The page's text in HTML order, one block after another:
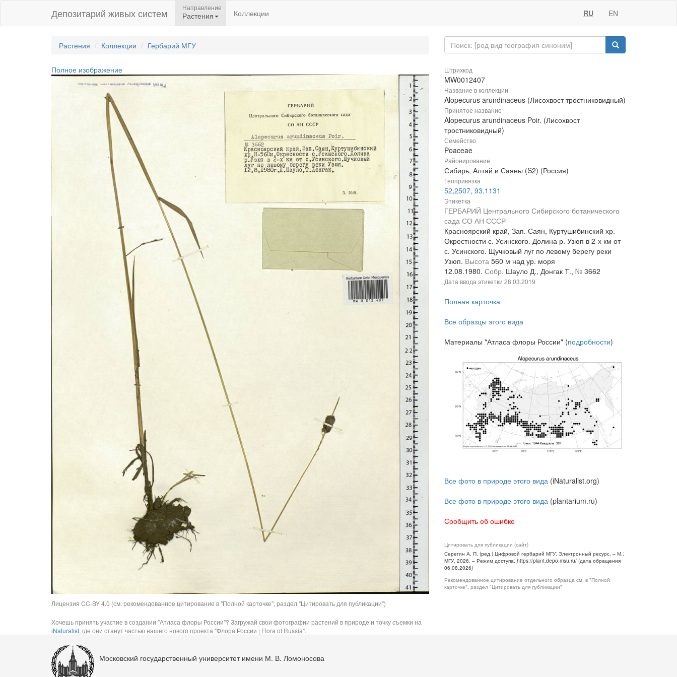
Депозитарий живых систем Направление
Растения Коллекции RU EN
Растения Коллекции Гербарий МГУ
Полное изображение
Лицензия CC-BY 4.0 (см. рекомендованное цитирование в "Полной карточке", раздел "Цитировать для публикации")
Хочешь принять участие в создании "Атласа флоры России"? Загружай свои фотографии растений в природе и точку съемки на
iNaturalist, где они станут частью нашего нового проекта "Флора России | Flora of Russia".
Штрихкод
MW0012407
Название в коллекции
Alopecurus arundinaceus (Лисохвост тростниковидный)
Принятое название
Alopecurus arundinaceus Poir. (Лисохвост
тростниковидный)
Семейство
Poaceae
Районирование
Сибирь, Алтай и Саяны (S2) (Россия)
Геопривязка
52,2507, 93,1131
Этикетка
ГЕРБАРИЙ Центрального Сибирского ботанического
сада СО АН СССР
Красноярский край, Зап. Саян, Куртушибинский хр.
Окрестности с. Усинского. Долина р. Узюп в 2-х км от
с. Усинского. Щучковый луг по левому берегу реки
Узюп. Высота 560 м над ур. моря
12.08.1980. Собр. Шауло Д., Донгак Т., № 3662
Дата ввода этикетки 28.03.2019
Полная карточка
Все образцы этого вида
Материалы "Атласа флоры России" (подробности)
Все фото в природе этого вида (iNaturalist.org)
Все фото в природе этого вида (plantarium.ru)
Сообщить об ошибке
Цитировать для публикации (сайт)
Серегин А. П. (ред.) Цифровой гербарий МГУ: Электронный ресурс. – М.:
МГУ, 2026. – Режим доступа: https://plant.depo.msu.ru/ (дата обращения
06.08.2026)
Рекомендованное цитирование отдельного образца см. в "Полной
карточке", раздел "Цитировать для публикации"
Московский государственный университет имени М. В. Ломоносова